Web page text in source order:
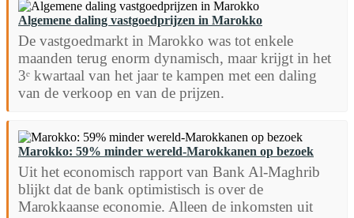
Algemene daling vastgoedprijzen in Marokko
De vastgoedmarkt in Marokko was tot enkele
maanden terug enorm dynamisch, maar krijgt in het
3ᵉ kwartaal van het jaar te kampen met een daling
van de verkoop en van de prijzen.
Marokko: 59% minder wereld-Marokkanen op bezoek
Uit het economisch rapport van Bank Al-Maghrib
blijkt dat de bank optimistisch is over de
Marokkaanse economie. Alleen de inkomsten uit